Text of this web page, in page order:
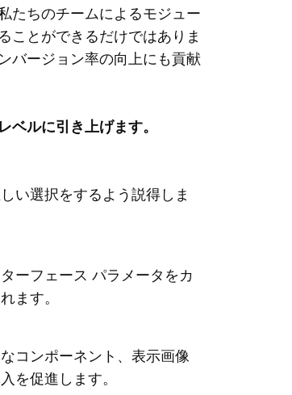
たちのチームによるモジュー
ことができるだけではありま
バージョン率の向上にも貢献
ルに引き上げます。
い選択をするよう説得しま
ーフェース パラメータをカ
ます。
コンポーネント、表示画像
を促進します。